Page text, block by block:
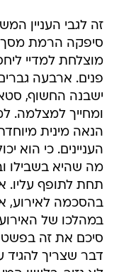
זה לגבי העניין
סיפקה הרמת מסך
מוצלחת למדיי
פנים. ארבעה
ישבנה החשוף,
ומחייך למצלמה.
הנאה מינית
העניינים. כי הוא
מה שהיא בשבילו
תחת לתופף עליו.
בהסכמה לאירוע,
במהלכו של
סיכם את זה
דבר שצריך להגיד